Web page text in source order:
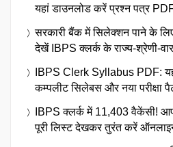
यहां डाउनलोड करें प्रश्न पत्र
सरकारी बैंक में सिलेक्शन पाने के
देखें IBPS क्लर्क के राज्य-श्रेणी-
IBPS Clerk Syllabus PDF:
कम्पलीट सिलेबस और नया परीक्षा
IBPS क्लर्क में 11,403 वैकेंसी!
पूरी लिस्ट देखकर तुरंत करें